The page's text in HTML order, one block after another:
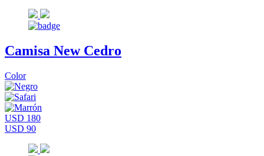
Camisa New Cedro
Color
USD 180
USD 90